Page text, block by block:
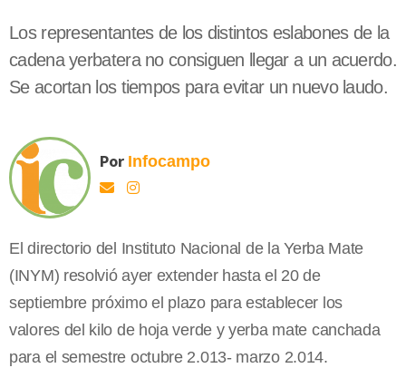
Los representantes de los distintos eslabones de la
cadena yerbatera no consiguen llegar a un acuerdo.
Se acortan los tiempos para evitar un nuevo laudo.
Por Infocampo
El directorio del Instituto Nacional de la Yerba Mate
(INYM) resolvió ayer extender hasta el 20 de
septiembre próximo el plazo para establecer los
valores del kilo de hoja verde y yerba mate canchada
para el semestre octubre 2.013- marzo 2.014.